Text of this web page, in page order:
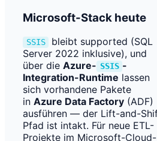
Microsoft-Stack heute
SSIS
bleibt supported (SQL
Server 2022 inklusive), und
über die Azure- SSIS -
Integration-Runtime lassen
sich vorhandene Pakete
in Azure Data Factory (ADF)
ausführen — der Lift-and-
Pfad ist intakt. Für neue ETL-
Projekte im Microsoft-Cloud-